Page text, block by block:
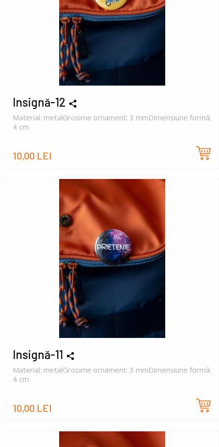
Insignă-12
Material: metalGrosime ornament: 3 mmDimensiune formă:
4 cm
10,00 LEI
Insignă-11
Material: metalGrosime ornament: 3 mmDimensiune formă:
4 cm
10,00 LEI